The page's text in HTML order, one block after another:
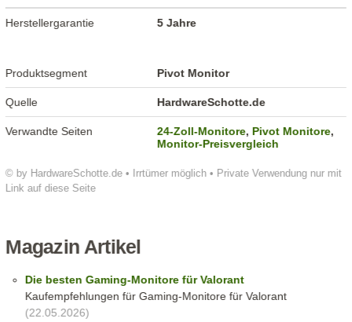
© by HardwareSchotte.de • Irrtümer möglich • Private Verwendung nur mit
Link auf diese Seite
Herstellergarantie 5 Jahre
Produktsegment Pivot Monitor
Quelle HardwareSchotte.de
Verwandte Seiten 24-Zoll-Monitore,Pivot Monitore,
Monitor-Preisvergleich
Magazin Artikel
Die besten Gaming-Monitore für Valorant
Kaufempfehlungen für Gaming-Monitore für Valorant
(22.05.2026)